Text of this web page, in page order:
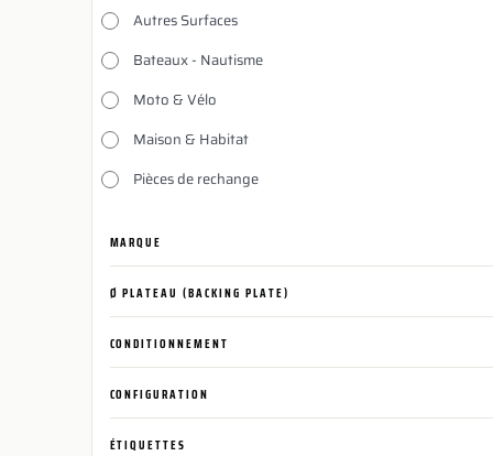
Autres Surfaces
Bateaux - Nautisme
Moto & Vélo
Maison & Habitat
Pièces de rechange
MARQUE
Ø PLATEAU (BACKING PLATE)
CONDITIONNEMENT
CONFIGURATION
ÉTIQUETTES